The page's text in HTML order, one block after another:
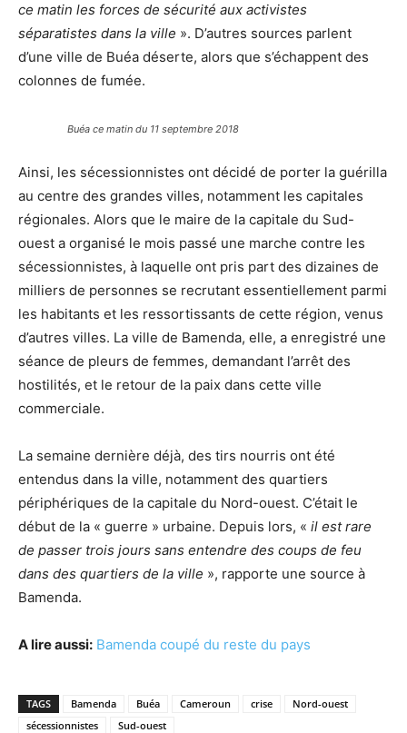
ce matin les forces de sécurité aux activistes
séparatistes dans la ville ». D’autres sources parlent
d’une ville de Buéa déserte, alors que s’échappent des
colonnes de fumée.
Buéa ce matin du 11 septembre 2018
Ainsi, les sécessionnistes ont décidé de porter la guérilla
au centre des grandes villes, notamment les capitales
régionales. Alors que le maire de la capitale du Sud-
ouest a organisé le mois passé une marche contre les
sécessionnistes, à laquelle ont pris part des dizaines de
milliers de personnes se recrutant essentiellement parmi
les habitants et les ressortissants de cette région, venus
d’autres villes. La ville de Bamenda, elle, a enregistré une
séance de pleurs de femmes, demandant l’arrêt des
hostilités, et le retour de la paix dans cette ville
commerciale.
La semaine dernière déjà, des tirs nourris ont été
entendus dans la ville, notamment des quartiers
périphériques de la capitale du Nord-ouest. C’était le
début de la « guerre » urbaine. Depuis lors, « il est rare
de passer trois jours sans entendre des coups de feu
dans des quartiers de la ville », rapporte une source à
Bamenda.
A lire aussi: Bamenda coupé du reste du pays
TAGS Bamenda Buéa Cameroun crise
Nord-ouest
sécessionnistes
Sud-ouest